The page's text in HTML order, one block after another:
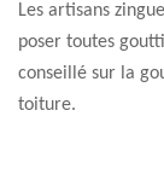
Les artisans
poser toutes
conseillé sur la
toiture.